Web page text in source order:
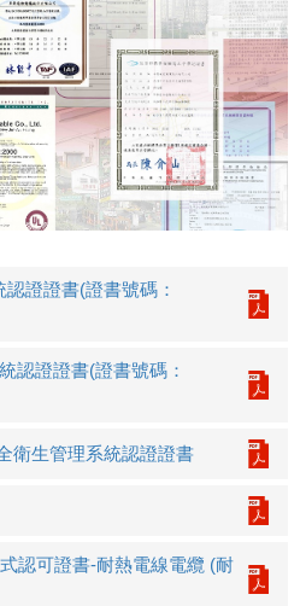
證證書(證書號碼：
認證證書(證書號碼：
衛生管理系統認證證書
認可證書-耐熱電線電纜 (耐